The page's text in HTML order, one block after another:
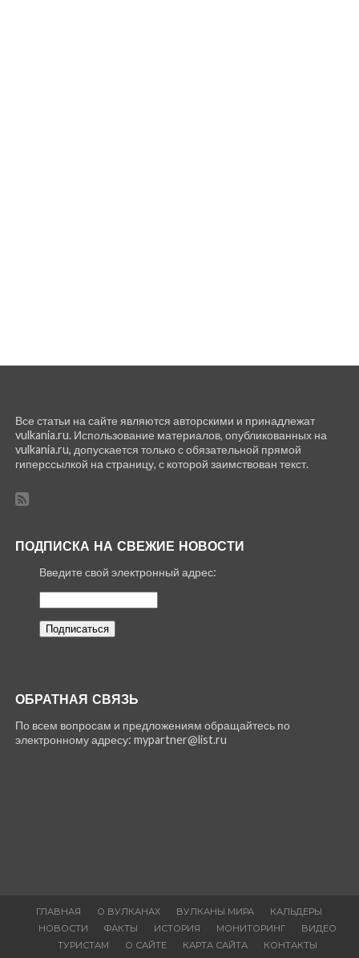
Все статьи на сайте являются авторскими и принадлежат
vulkania.ru. Использование материалов, опубликованных на
vulkania.ru, допускается только с обязательной прямой
гиперссылкой на страницу, с которой заимствован текст.
ПОДПИСКА НА СВЕЖИЕ НОВОСТИ
Введите свой электронный адрес:
ОБРАТНАЯ СВЯЗЬ
По всем вопросам и предложениям обращайтесь по
электронному адресу: mypartner@list.ru
ГЛАВНАЯ О ВУЛКАНАХ ВУЛКАНЫ МИРА
КАЛЬДЕРЫ
НОВОСТИ
ФАКТЫ ИСТОРИЯ МОНИТОРИНГ
ВИДЕО
ТУРИСТАМ
О САЙТЕ КАРТА САЙТА КОНТАКТЫ